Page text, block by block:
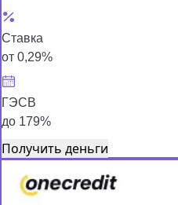
Ставка
от 0,29%
ГЭСВ
до 179%
Получить деньги